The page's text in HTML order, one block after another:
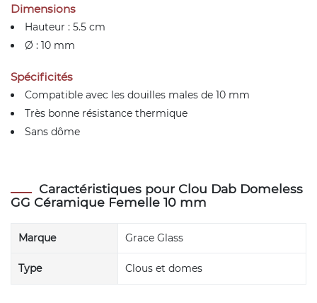
Dimensions
Hauteur : 5.5 cm
Ø : 10 mm
Spécificités
Compatible avec les douilles males de 10 mm
Très bonne résistance thermique
Sans dôme
Caractéristiques pour Clou Dab Domeless
GG Céramique Femelle 10 mm
Marque Grace Glass
Type Clous et domes